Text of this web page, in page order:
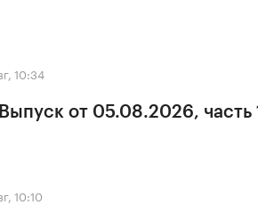
10:34
от 05.08.2026, часть
10:10